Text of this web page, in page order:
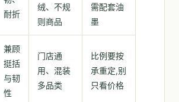
耐折
绒、不规
则商品
需配套油
墨
兼顾
挺括
与韧
性
门店通
用、混装
多品类
比例要按
承重定,别
只看价格